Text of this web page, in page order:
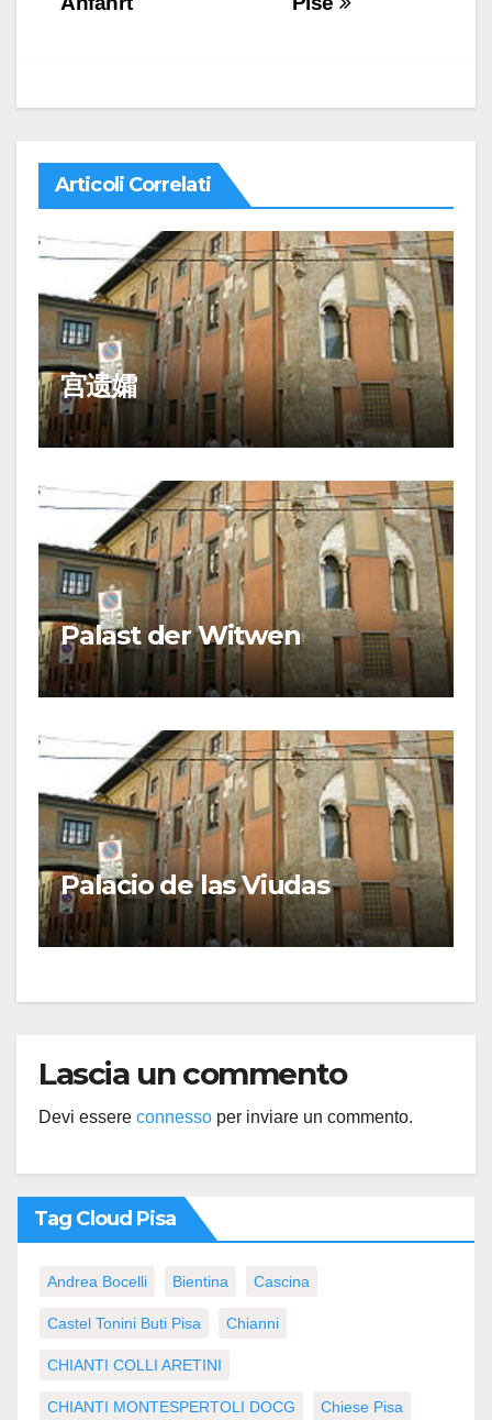
articoli
Articoli Correlati
宫遗孀
Palast der Witwen
Palacio de las Viudas
Lascia un commento
Devi essere connesso per inviare un commento.
Tag Cloud Pisa
Andrea Bocelli Bientina Cascina
Castel Tonini Buti Pisa Chianni
CHIANTI COLLI ARETINI
CHIANTI MONTESPERTOLI DOCG Chiese Pisa